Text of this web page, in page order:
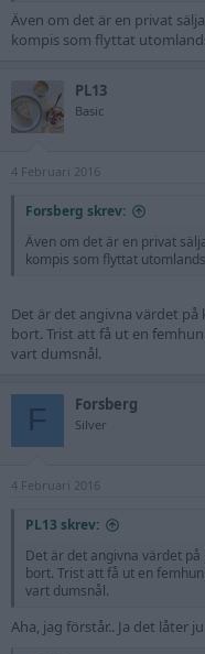
Även om det är en privat
kompis som flyttat
PL13
Basic
4 Februari 2016
Forsberg skrev:
Även om det är en privat
kompis som flyttat
Det är det angivna värdet
bort. Trist att få ut en
vart dumsnål.
F Forsberg
Silver
4 Februari 2016
PL13 skrev:
Det är det angivna värdet
bort. Trist att få ut en
vart dumsnål.
Aha, jag förstår.. Ja det låter